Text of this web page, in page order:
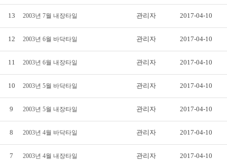
13 2003년 7월 내장타일 관리자 2017-04-10
12 2003년 6월 바닥타일 관리자 2017-04-10
11 2003년 6월 내장타일 관리자 2017-04-10
10 2003년 5월 바닥타일 관리자 2017-04-10
9 2003년 5월 내장타일 관리자 2017-04-10
8 2003년 4월 바닥타일 관리자 2017-04-10
7 2003년 4월 내장타일 관리자 2017-04-10